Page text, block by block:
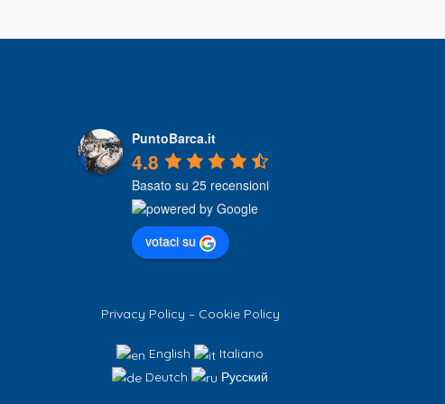
PuntoBarca.it
4.8
Basato su 25 recensioni
votaci su
Privacy Policy – Cookie Policy
English
Italiano
Deutch
Русский